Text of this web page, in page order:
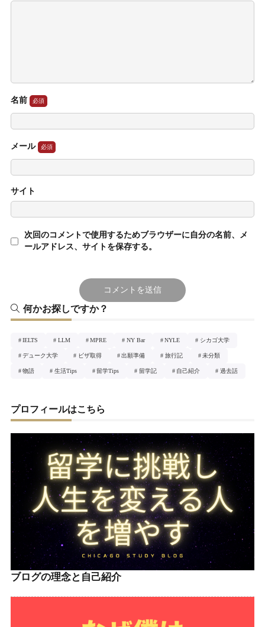
名前
メール
サイト
次回のコメントで使用するためブラウザーに自分の名前、メ
ールアドレス、サイトを保存する。
何かお探しですか？
IELTS LLM MPRE NY Bar NYLE シカゴ大学
デューク大学 ビザ取得 出願準備 旅行記 未分類
物語 生活Tips 留学Tips 留学記 自己紹介 過去話
プロフィールはこちら
ブログの理念と自己紹介